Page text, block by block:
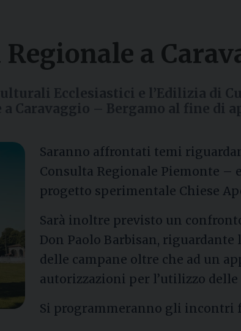
a
Saranno affrontati temi
Consulta Regionale Piemonte –
progetto sperimentale Chiese
Sarà inoltre previsto un
Don Paolo Barbisan,
delle campane oltre che ad un
autorizzazioni per l’utilizzo
Si programmeranno gli incontri